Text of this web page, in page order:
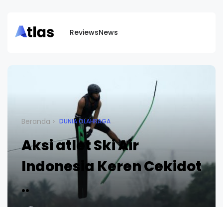
ReviewsNews
Beranda DUNIA OLAHRAGA
Aksi atlet Ski Air
Indonesia Keren Cekidot
..